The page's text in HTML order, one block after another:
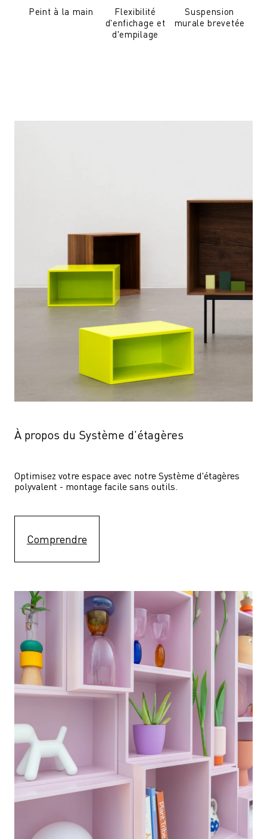
Peint à la main
Flexibilité
d'enfichage et
d'empilage
Suspension
murale brevetée
À propos du Système d'étagères
Optimisez votre espace avec notre Système d'étagères
polyvalent - montage facile sans outils.
Comprendre